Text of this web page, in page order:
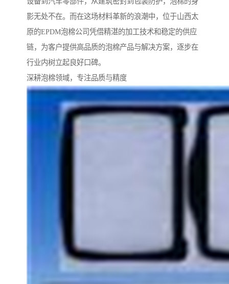
影无处不在。而在这场材料革新的浪潮中，位于山西太
原的EPDM泡棉公司凭借精湛的加工技术和稳定的供应
链，为客户提供高品质的泡棉产品与解决方案，逐步在
行业内树立起良好口碑。
深耕泡棉领域，专注品质与精度